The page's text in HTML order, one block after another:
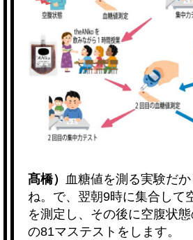
髙橋） 血糖値を測る実験だ
ね。で、翌朝9時に集合して
を測定し、その後に空腹状
の81マステストをします。